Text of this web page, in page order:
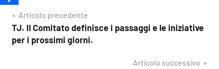
Navigazione
articoli
Articolo precedente
TJ. Il Comitato definisce i passaggi e le iniziative
per i prossimi giorni.
Articolo successivo